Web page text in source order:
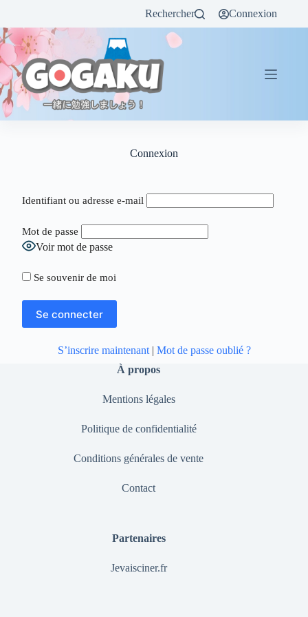
Rechercher Connexion
Connexion
Identifiant ou adresse e-mail
Mot de passe
Voir mot de passe
Se souvenir de moi
S’inscrire maintenant| Mot de passe oublié ?
À propos
Mentions légales
Politique de confidentialité
Conditions générales de vente
Contact
Partenaires
Jevaisciner.fr